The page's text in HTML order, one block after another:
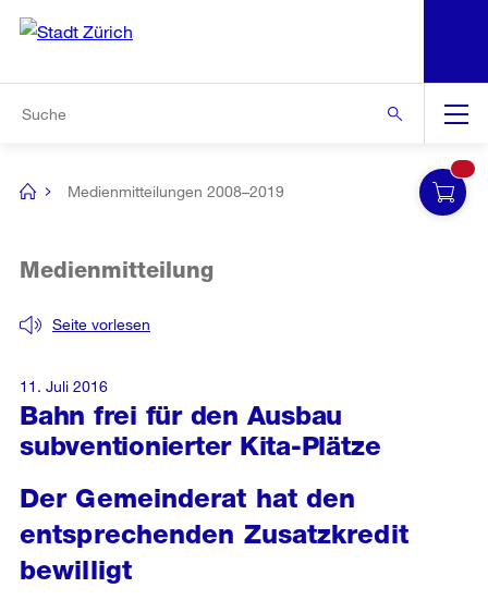
Navigation
[no
Medienmitteilungen 2008–2019
Bahn frei für den Ausbau
subventionierter Kita-Plätze
Seite vorlesen
Medienmitteilung
Der Gemeinderat hat den
entsprechenden Zusatzkredit
bewilligt
11. Juli 2016